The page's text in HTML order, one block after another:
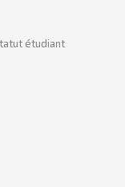
étudiant